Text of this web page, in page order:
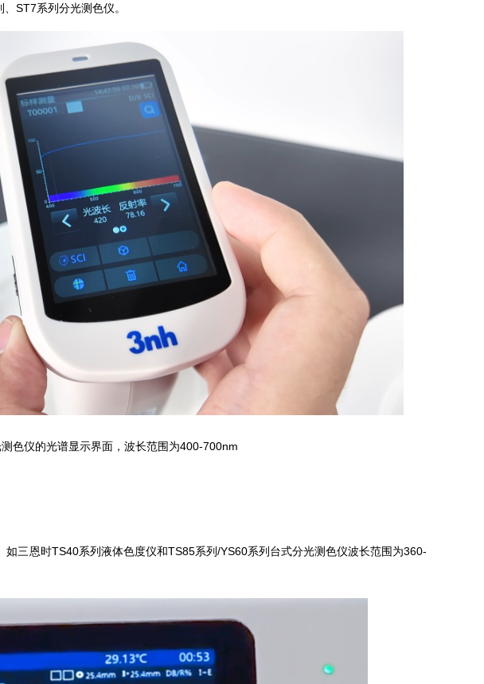
ST7系列分光测色仪。
色仪的光谱显示界面，波长范围为400-700nm
三恩时TS40系列液体色度仪和TS85系列/YS60系列台式分光测色仪波长范围为360-